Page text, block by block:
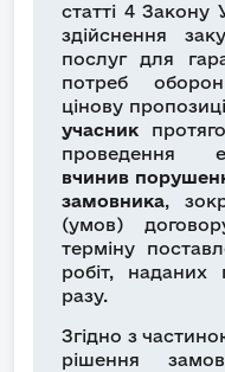
статті 4 Закону
здійснення
послуг для
потреб
цінову
учасник
проведення
вчинив
замовника,
(умов)
терміну
робіт,
разу.
Згідно з
рішення